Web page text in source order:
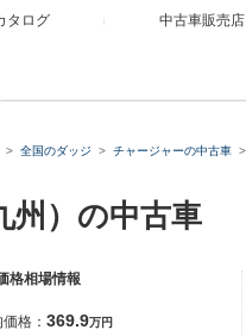
タログ 中古車販売店
全国のダッジ チャージャーの中古車
州）の中古車
格相場情報
格： 369.9万円